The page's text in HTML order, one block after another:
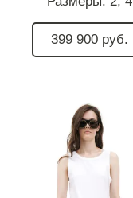
399 900 руб.